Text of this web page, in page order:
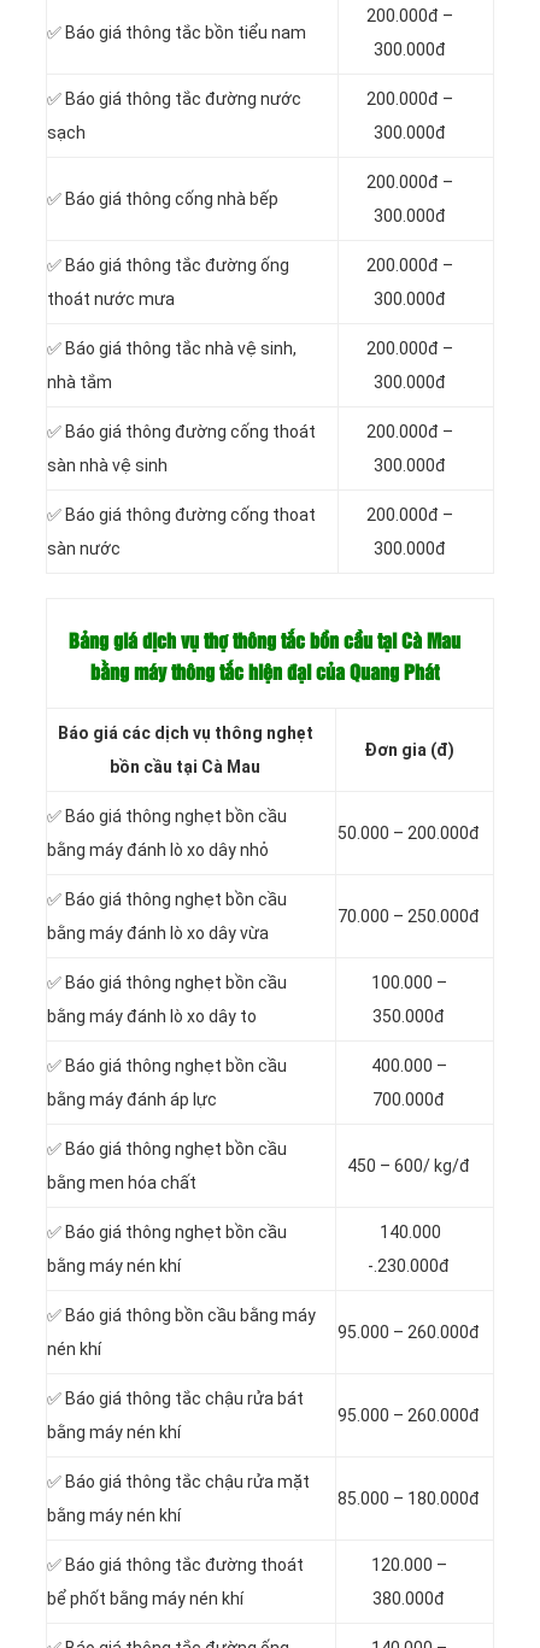
✅ Báo giá thông tắc bồn tiểu nam
200.000đ –
300.000đ
✅ Báo giá thông tắc đường nước
sạch
200.000đ –
300.000đ
✅ Báo giá thông cống nhà bếp
200.000đ –
300.000đ
✅ Báo giá thông tắc đường ống
thoát nước mưa
200.000đ –
300.000đ
✅ Báo giá thông tắc nhà vệ sinh,
nhà tắm
200.000đ –
300.000đ
✅ Báo giá thông đường cống thoát
sàn nhà vệ sinh
200.000đ –
300.000đ
✅ Báo giá thông đường cống thoat
sàn nước
200.000đ –
300.000đ
Bảng giá dịch vụ thợ thông tắc bồn cầu tại Cà Mau
bằng máy thông tắc hiện đại của Quang Phát
Báo giá các dịch vụ thông nghẹt
bồn cầu tại Cà Mau
Đơn gia (đ)
✅ Báo giá thông nghẹt bồn cầu
bằng máy đánh lò xo dây nhỏ
50.000 – 200.000đ
✅ Báo giá thông nghẹt bồn cầu
bằng máy đánh lò xo dây vừa
70.000 – 250.000đ
✅ Báo giá thông nghẹt bồn cầu
bằng máy đánh lò xo dây to
100.000 –
350.000đ
✅ Báo giá thông nghẹt bồn cầu
bằng máy đánh áp lực
400.000 –
700.000đ
✅ Báo giá thông nghẹt bồn cầu
bằng men hóa chất
450 – 600/ kg/đ
✅ Báo giá thông nghẹt bồn cầu
bằng máy nén khí
140.000
-.230.000đ
✅ Báo giá thông bồn cầu bằng máy
nén khí
95.000 – 260.000đ
✅ Báo giá thông tắc chậu rửa bát
bằng máy nén khí
95.000 – 260.000đ
✅ Báo giá thông tắc chậu rửa mặt
bằng máy nén khí
85.000 – 180.000đ
✅ Báo giá thông tắc đường thoát
bể phốt bằng máy nén khí
120.000 –
380.000đ